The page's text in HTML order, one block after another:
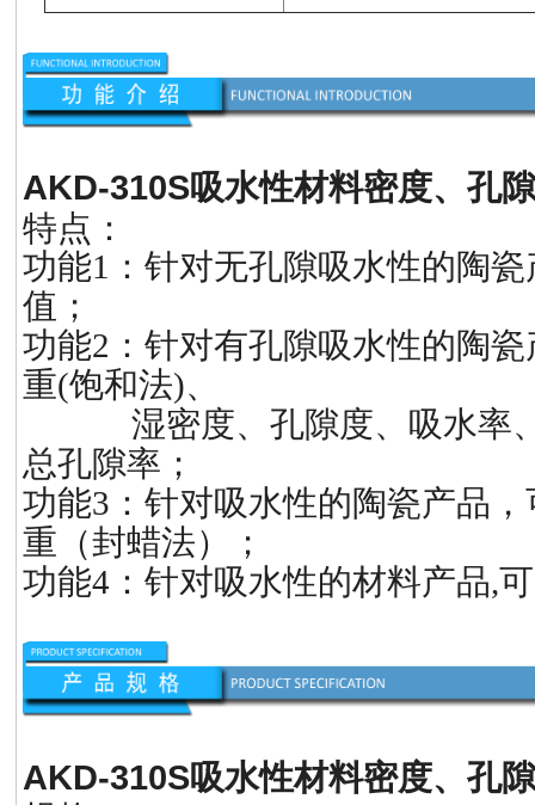
AKD-310S吸水性材料密度、孔
特点：
功能1：针对无孔隙吸水性的陶
值；
功能2：针对有孔隙吸水性的陶
重(饱和法)、
湿密度、孔隙度、吸水率、
总孔隙率；
功能3：针对吸水性的陶瓷产品
重（封蜡法）；
功能4：针对吸水性的材料产品,
AKD-310S吸水性材料密度、孔